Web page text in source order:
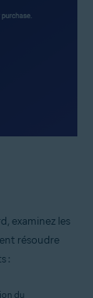
examinez les
résoudre
:
du